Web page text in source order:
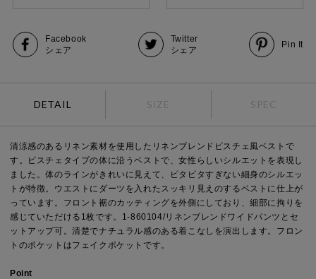
Facebook
シェア
Twitter
シェア
Pin It
DETAIL SIZE SPEC
清涼感のあるリネン素材を使用したリネンブレンドビスチェ風ベストで
す。ビスチェタイプの体に沿うベストで、女性らしいシルエットを表現し
ました。体のラインがきれいに見えて、ピタピタすぎない細身のシルエッ
トが特徴。ウエストにダーツを入れたスッキリ見えのするベストに仕上が
っています。フロント裾のカッティングを外側にしており、細部に拘りを
感じていただける1枚です。1-860104/リネンブレンドワイドパンツとセ
ットアップ可。清楚でナチュラル感のある着こなしを演出します。フロン
トのポケットはフェイクポケットです。
Point